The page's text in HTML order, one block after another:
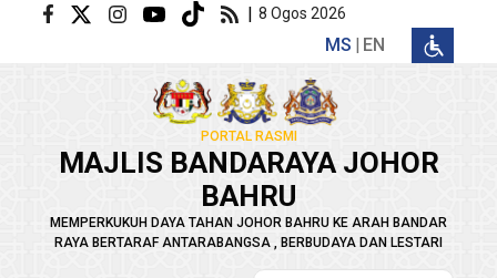
Langkau ke kandungan utama | 8 Ogos 2026
MS EN
PORTAL RASMI
MAJLIS BANDARAYA JOHOR
BAHRU
MEMPERKUKUH DAYA TAHAN JOHOR BAHRU KE ARAH BANDAR
RAYA BERTARAF ANTARABANGSA , BERBUDAYA DAN LESTARI